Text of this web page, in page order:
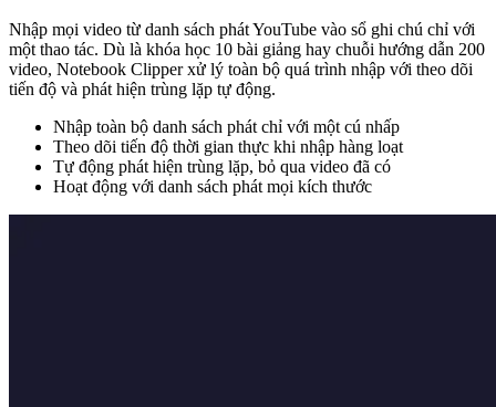
Nhập mọi video từ danh sách phát YouTube vào sổ ghi chú chỉ với
một thao tác. Dù là khóa học 10 bài giảng hay chuỗi hướng dẫn 200
video, Notebook Clipper xử lý toàn bộ quá trình nhập với theo dõi
tiến độ và phát hiện trùng lặp tự động.
Nhập toàn bộ danh sách phát chỉ với một cú nhấp
Theo dõi tiến độ thời gian thực khi nhập hàng loạt
Tự động phát hiện trùng lặp, bỏ qua video đã có
Hoạt động với danh sách phát mọi kích thước